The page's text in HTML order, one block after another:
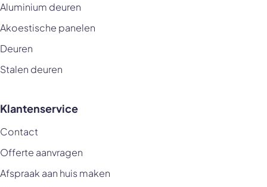
Aluminium deuren
Akoestische panelen
Deuren
Stalen deuren
Klantenservice
Contact
Offerte aanvragen
Afspraak aan huis maken